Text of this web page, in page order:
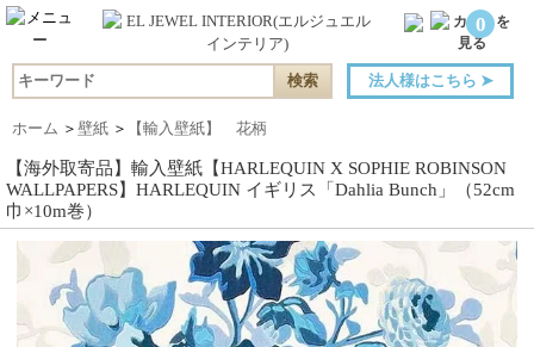
0
法人様はこちら ➤
ホーム ＞ 壁紙 ＞ 【輸入壁紙】 花柄
【海外取寄品】輸入壁紙【HARLEQUIN X SOPHIE ROBINSON
WALLPAPERS】HARLEQUIN イギリス「Dahlia Bunch」（52cm
巾×10m巻）